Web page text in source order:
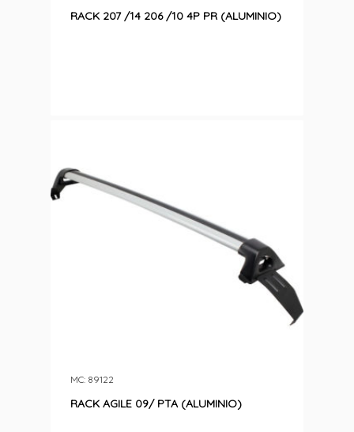
RACK 207 /14 206 /10 4P PR (ALUMINIO)
RACK AGILE 09/ PTA (ALUMINIO)
MC: 89122